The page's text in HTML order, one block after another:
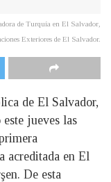
de Turquía en El Salvador,
Exteriores de El Salvador.
de El Salvador,
jueves las
acreditada en El
De esta